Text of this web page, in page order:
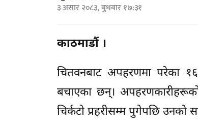
३ असार २०८३, बुधबार १७:३१
काठमाडौं ।
चितवनबाट अपहरणमा परेका
बचाएका छन्।
चिर्कटो प्रहरीसम्म पुगेपछि